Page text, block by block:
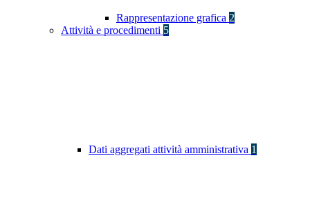
Rappresentazione grafica 2
Attività e procedimenti 5
Dati aggregati attività amministrativa 1